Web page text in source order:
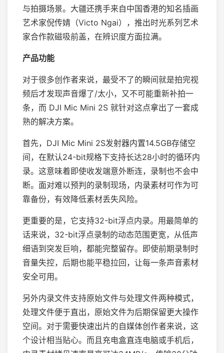
与拍摄场景。大疆还携手来自中国香港的知名插画
艺术家倪传婧（Victo Ngai），推出时光系列艺术
家合作款磁吸前盖，在辨识度方面拉满。
产品功能
对于很多创作者来说，最受不了的瞬间就是拍完视
频后才发现声音爆了/太小，又不可能重新补拍一
条，而 DJI Mic Mini 2S 就针对这点拿出了一套成
熟的解决方案。
首先，DJI Mic Mini 2S发射器内置14.5GB存储空
间，在默认24-bit规格下支持长达28小时的循环内
录。这意味着即使收发端意外断连，录制也不会中
断。面对难以预判的录制现场，内录素材可作为可
靠备份，有效降低素材丢失风险。
更重要的是，它支持32-bit浮点内录。用最简单的
话来说，32-bit浮点录制的动态范围更宽，从低声
细语到突发巨响，都能完整留存。即使前期录制时
音量失控，后期也能平稳拉回，让每一条声音素材
安全可用。
另外内录文件支持原始文件与处理文件两种模式，
处理文件便于直出，原始文件为后期保留更大操作
空间。对于需要快速出片的自媒体创作者来说，这
个设计相当贴心。而且充电盒直连电脑或手机后，